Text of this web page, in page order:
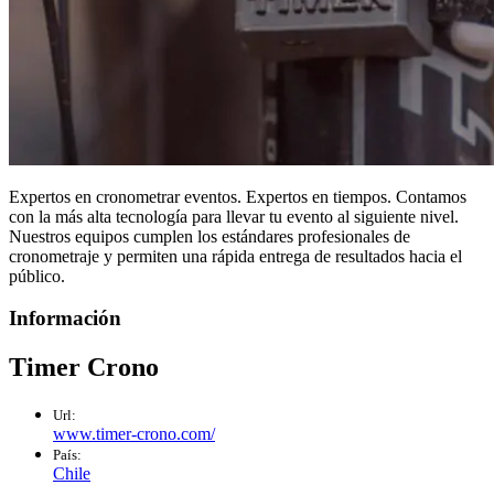
Expertos en cronometrar eventos. Expertos en tiempos. Contamos
con la más alta tecnología para llevar tu evento al siguiente nivel.
Nuestros equipos cumplen los estándares profesionales de
cronometraje y permiten una rápida entrega de resultados hacia el
público.
Información
Timer Crono
Url:
www.timer-crono.com/
País:
Chile